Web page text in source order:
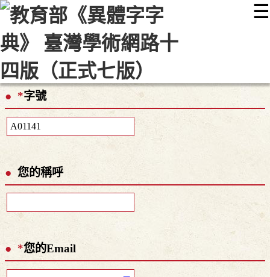
☰
::: 最新消息 常見問題 編輯說明
顯示模式
網站導覽
*字號
您的稱呼
*您的Email